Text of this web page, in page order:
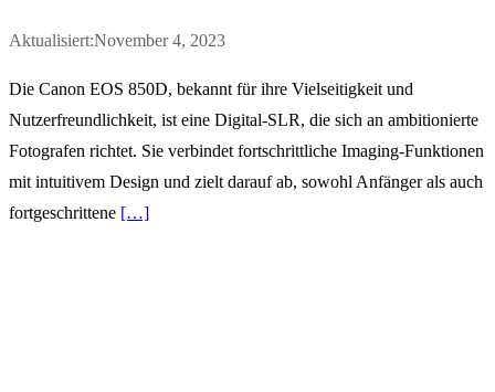
Aktualisiert:November 4, 2023
Die Canon EOS 850D, bekannt für ihre Vielseitigkeit und
Nutzerfreundlichkeit, ist eine Digital-SLR, die sich an ambitionierte
Fotografen richtet. Sie verbindet fortschrittliche Imaging-Funktionen
mit intuitivem Design und zielt darauf ab, sowohl Anfänger als auch
fortgeschrittene […]